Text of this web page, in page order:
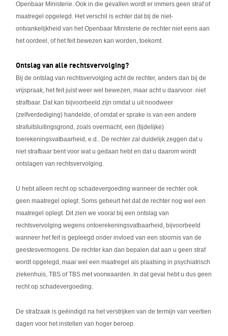
Openbaar Ministerie. Ook in die gevallen wordt er immers geen straf of
maatregel opgelegd. Het verschil is echter dat bij de niet-
ontvankelijkheid van het Openbaar Ministerie de rechter niet eens aan
het oordeel, of het feit bewezen kan worden, toekomt.
Ontslag van alle rechtsvervolging?
Bij de ontslag van rechtsvervolging acht de rechter, anders dan bij de
vrijspraak, het feit juist weer wel bewezen, maar acht u daarvoor niet
strafbaar. Dat kan bijvoorbeeld zijn omdat u uit noodweer
(zelfverdediging) handelde, of omdat er sprake is van een andere
strafuitsluitingsgrond, zoals overmacht, een (tijdelijke)
toerekeningsvatbaarheid, e.d.. De rechter zal duidelijk zeggen dat u
niet strafbaar bent voor wat u gedaan hebt en dat u daarom wordt
ontslagen van rechtsvervolging.
U hebt alleen recht op schadevergoeding wanneer de rechter ook
geen maatregel oplegt. Soms gebeurt het dat de rechter nog wel een
maatregel oplegt. Dit zien we vooral bij een ontslag van
rechtsvervolging wegens ontoerekeningsvatbaarheid, bijvoorbeeld
wanneer het feit is gepleegd onder invloed van een stoornis van de
geestesvermogens. De rechter kan dan bepalen dat aan u geen straf
wordt opgelegd, maar wel een maatregel als plaatsing in psychiatrisch
ziekenhuis, TBS of TBS met voorwaarden. In dat geval hebt u dus geen
recht op schadevergoeding.
De strafzaak is geëindigd na het verstrijken van de termijn van veertien
dagen voor het instellen van hoger beroep.